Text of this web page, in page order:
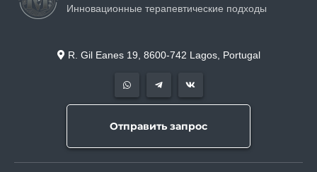
Инновационные терапевтические подходы
R. Gil Eanes 19, 8600-742 Lagos, Portugal
Отправить запрос